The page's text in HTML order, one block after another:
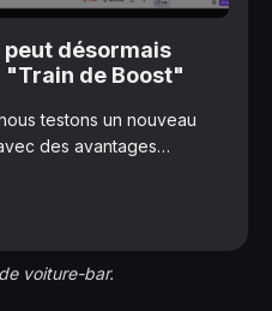
peut désormais
"Train de Boost"
testons un nouveau
des avantages
Hype vers de
voiture-bar.